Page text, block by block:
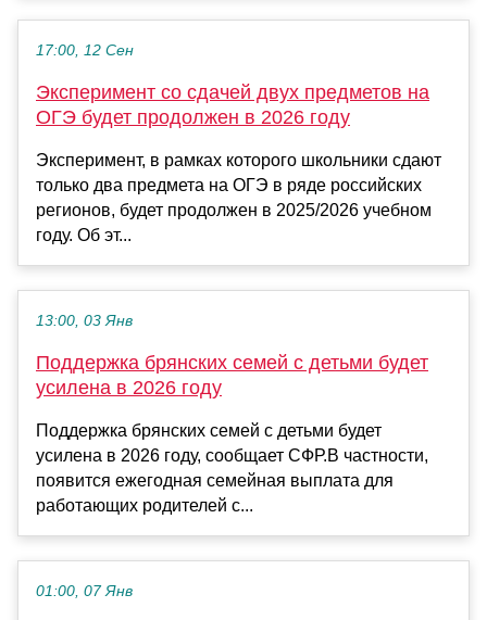
17:00, 12 Сен
Эксперимент со сдачей двух предметов на
ОГЭ будет продолжен в 2026 году
Эксперимент, в рамках которого школьники сдают
только два предмета на ОГЭ в ряде российских
регионов, будет продолжен в 2025/2026 учебном
году. Об эт...
13:00, 03 Янв
Поддержка брянских семей с детьми будет
усилена в 2026 году
Поддержка брянских семей с детьми будет
усилена в 2026 году, сообщает СФР.В частности,
появится ежегодная семейная выплата для
работающих родителей с...
01:00, 07 Янв